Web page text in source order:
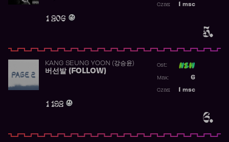
5.
1 206
msc
Czas:
6.
KANG SEUNG YOON (강승윤)
버선발 (FOLLOW)
1 192
Ost:
6
Max:
msc
Czas: